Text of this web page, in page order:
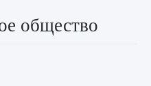
945 0 0
общество